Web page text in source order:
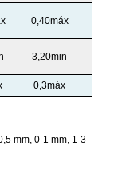
0,40máx
3,20min
0,3máx
mm, 0-1 mm, 1-3